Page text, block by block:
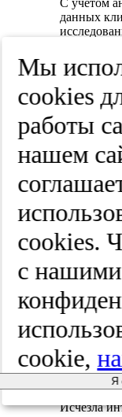
С учетом
данных
Пациент
где
инъекция
исчез, ее
выписке
курсы
системная
Рис.8
фоне
Исчезла
Мы
cооkies
работы
нашем
cооkies.
с
cookie,
Я